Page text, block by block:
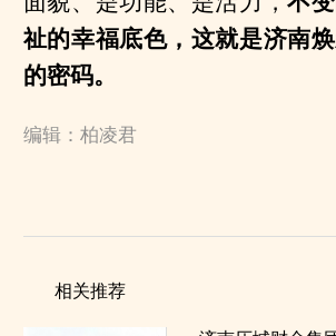
祉的幸福底色，这就是济南
的密码。
编辑：柏凌君
相关推荐